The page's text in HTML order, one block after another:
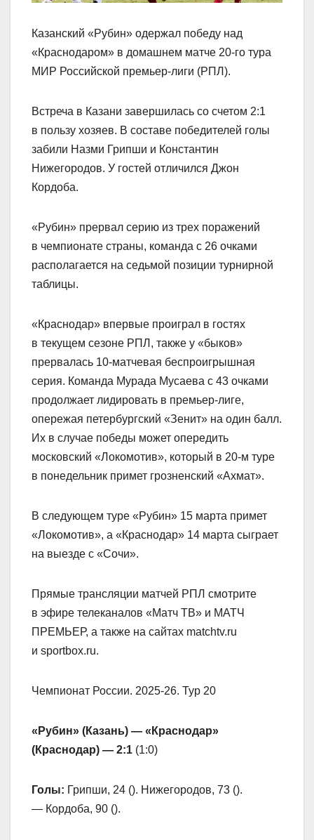
Казанский «Рубин» одержал победу над
«Краснодаром» в домашнем матче 20‑го тура
МИР Российской премьер‑лиги (РПЛ).
Встреча в Казани завершилась со счетом 2:1
в пользу хозяев. В составе победителей голы
забили Назми Грипши и Константин
Нижегородов. У гостей отличился Джон
Кордоба.
«Рубин» прервал серию из трех поражений
в чемпионате страны, команда с 26 очками
располагается на седьмой позиции турнирной
таблицы.
«Краснодар» впервые проиграл в гостях
в текущем сезоне РПЛ, также у «быков»
прервалась 10‑матчевая беспроигрышная
серия. Команда Мурада Мусаева с 43 очками
продолжает лидировать в премьер‑лиге,
опережая петербургский «Зенит» на один балл.
Их в случае победы может опередить
московский «Локомотив», который в 20‑м туре
в понедельник примет грозненский «Ахмат».
В следующем туре «Рубин» 15 марта примет
«Локомотив», а «Краснодар» 14 марта сыграет
на выезде с «Сочи».
Прямые трансляции матчей РПЛ смотрите
в эфире телеканалов «Матч ТВ» и МАТЧ
ПРЕМЬЕР, а также на сайтах matchtv.ru
и sportbox.ru.
Чемпионат России. 2025-26. Тур 20
«Рубин» (Казань) — «Краснодар»
(Краснодар) — 2:1 (1:0)
Голы: Грипши, 24 (). Нижегородов, 73 ().
— Кордоба, 90 ().